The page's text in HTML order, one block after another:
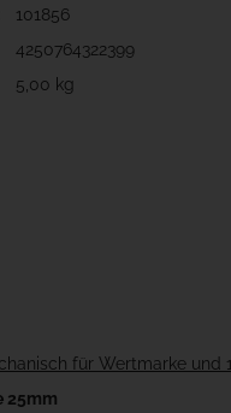
101856
4250764322399
5,00 kg
für Wertmarke und
25mm